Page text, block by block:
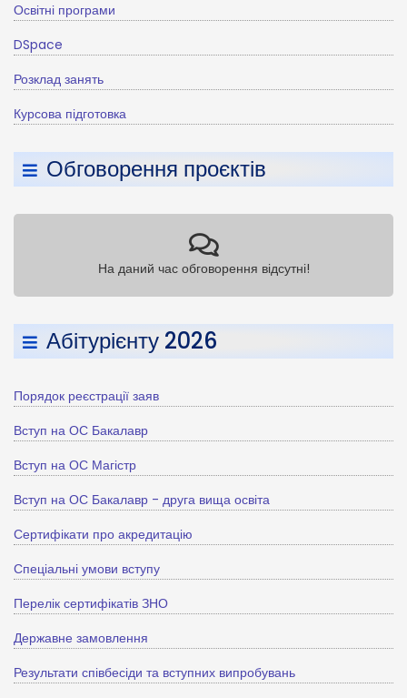
Освітні програми
DSpace
Розклад занять
Курсова підготовка
Обговорення проєктів
На даний час обговорення відсутні!
Абітурієнту 2026
Порядок реєстрації заяв
Вступ на ОС Бакалавр
Вступ на ОС Магістр
Вступ на ОС Бакалавр - друга вища освіта
Сертифікати про акредитацію
Спеціальні умови вступу
Перелік сертифікатів ЗНО
Державне замовлення
Результати співбесіди та вступних випробувань